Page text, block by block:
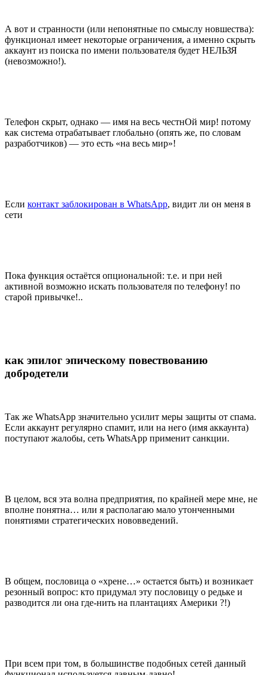
А вот и странности (или непонятные по смыслу новшества):
функционал имеет некоторые ограничения, а именно скрыть
аккаунт из поиска по имени пользователя будет НЕЛЬЗЯ
(невозможно!).
Телефон скрыт, однако — имя на весь честнОй мир! потому
как система отрабатывает глобально (опять же, по словам
разработчиков) — это есть «на весь мир»!
Если контакт заблокирован в WhatsApp, видит ли он меня в
сети
Пока функция остаётся опциональной: т.е. и при ней
активной возможно искать пользователя по телефону! по
старой привычке!..
как эпилог эпическому повествованию
добродетели
Так же WhatsApp значительно усилит меры защиты от спама.
Если аккаунт регулярно спамит, или на него (имя аккаунта)
поступают жалобы, сеть WhatsApp применит санкции.
В целом, вся эта волна предприятия, по крайней мере мне, не
вполне понятна… или я располагаю мало утонченными
понятиями стратегических нововведений.
В общем, пословица о «хрене…» остается быть) и возникает
резонный вопрос: кто придумал эту пословицу о редьке и
разводится ли она где-нить на плантациях Америки ?!)
При всем при том, в большинстве подобных сетей данный